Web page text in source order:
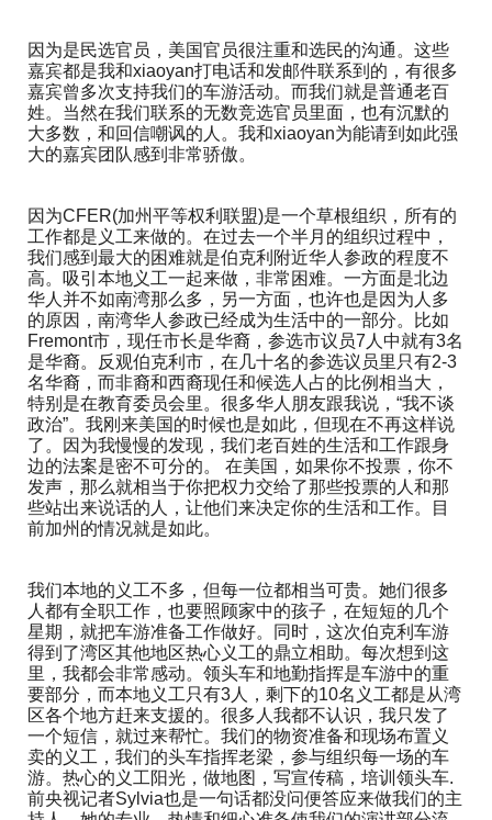
因为是民选官员，美国官员很注重和选民的沟通。这些
嘉宾都是我和xiaoyan打电话和发邮件联系到的，有很多
嘉宾曾多次支持我们的车游活动。而我们就是普通老百
姓。当然在我们联系的无数竞选官员里面，也有沉默的
大多数，和回信嘲讽的人。我和xiaoyan为能请到如此强
大的嘉宾团队感到非常骄傲。
因为CFER(加州平等权利联盟)是一个草根组织，所有的
工作都是义工来做的。在过去一个半月的组织过程中，
我们感到最大的困难就是伯克利附近华人参政的程度不
高。吸引本地义工一起来做，非常困难。一方面是北边
华人并不如南湾那么多，另一方面，也许也是因为人多
的原因，南湾华人参政已经成为生活中的一部分。比如
Fremont市，现任市长是华裔，参选市议员7人中就有3名
是华裔。反观伯克利市，在几十名的参选议员里只有2-3
名华裔，而非裔和西裔现任和候选人占的比例相当大，
特别是在教育委员会里。很多华人朋友跟我说，“我不谈
政治”。我刚来美国的时候也是如此，但现在不再这样说
了。因为我慢慢的发现，我们老百姓的生活和工作跟身
边的法案是密不可分的。 在美国，如果你不投票，你不
发声，那么就相当于你把权力交给了那些投票的人和那
些站出来说话的人，让他们来决定你的生活和工作。目
前加州的情况就是如此。
我们本地的义工不多，但每一位都相当可贵。她们很多
人都有全职工作，也要照顾家中的孩子，在短短的几个
星期，就把车游准备工作做好。同时，这次伯克利车游
得到了湾区其他地区热心义工的鼎立相助。每次想到这
里，我都会非常感动。领头车和地勤指挥是车游中的重
要部分，而本地义工只有3人，剩下的10名义工都是从湾
区各个地方赶来支援的。很多人我都不认识，我只发了
一个短信，就过来帮忙。我们的物资准备和现场布置义
卖的义工，我们的头车指挥老梁，参与组织每一场的车
游。热心的义工阳光，做地图，写宣传稿，培训领头车.
前央视记者Sylvia也是一句话都没问便答应来做我们的主